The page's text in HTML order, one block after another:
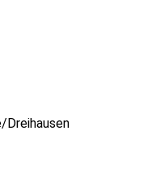
Dreihausen